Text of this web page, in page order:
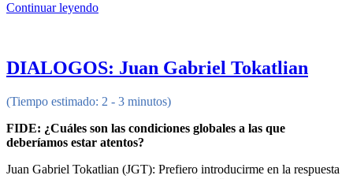
Continuar leyendo
DIALOGOS: Juan Gabriel Tokatlian
(Tiempo estimado: 2 - 3 minutos)
FIDE: ¿Cuáles son las condiciones globales a las que
deberíamos estar atentos?
Juan Gabriel Tokatlian (JGT): Prefiero introducirme en la respuesta